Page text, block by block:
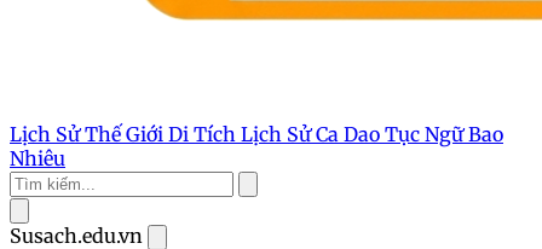
Lịch Sử Thế Giới Di Tích Lịch SửCa Dao Tục NgữBao
Nhiêu
Susach.edu.vn